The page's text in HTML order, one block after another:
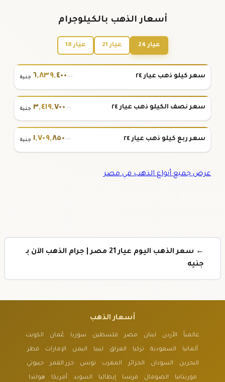
أسعار الذهب بالكيلوجرام
عيار 24 عيار 21 عيار 18
سعر كيلو ذهب عيار ٢٤ ٦,٨٣٩,٤٠٠.٠٠ جنية
سعر نصف الكيلو ذهب عيار ٢٤ ٣,٤١٩,٧٠٠.٠٠ جنية
سعر ربع كيلو ذهب عيار ٢٤ ١,٧٠٩,٨٥٠.٠٠ جنية
عرض جميع أنواع الذهب في مصر
← سعر الذهب اليوم عيار 21 مصر | جرام الذهب الآن بـ
جنيه
أسعار الذهب
عالمياً الأردن لبنان مصر فلسطين سوريا عُمان الكويت
ألمانيا السعودية تركيا العراق ليبيا اليمن الإمارات قطر
البحرين السودان الجزائر المغرب تونس جزر القمر جيبوتي
موريتانيا الصومال فرنسا إيطاليا السويد أمريكا هولندا